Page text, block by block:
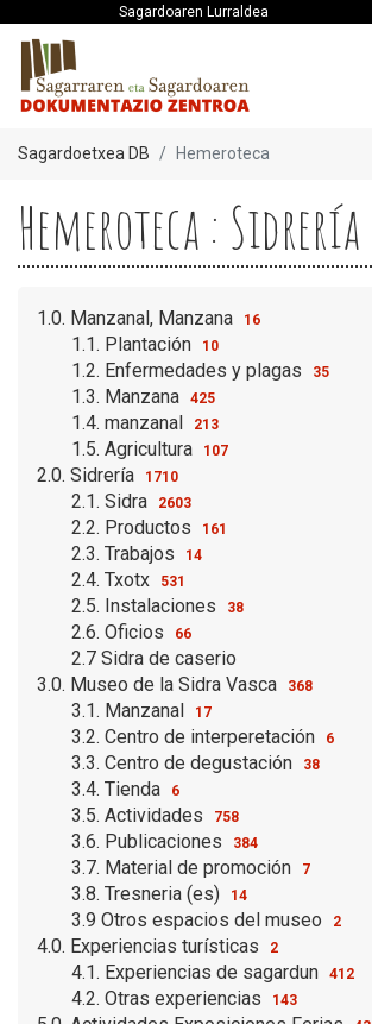
Sagardoaren Lurraldea
Sagardoetxea DB Hemeroteca
Hemeroteca : Sidrería
1.0. Manzanal, Manzana 16
1.1. Plantación 10
1.2. Enfermedades y plagas 35
1.3. Manzana 425
1.4. manzanal 213
1.5. Agricultura 107
2.0. Sidrería 1710
2.1. Sidra 2603
2.2. Productos 161
2.3. Trabajos 14
2.4. Txotx 531
2.5. Instalaciones 38
2.6. Oficios 66
2.7 Sidra de caserio
3.0. Museo de la Sidra Vasca
368
3.1. Manzanal 17
3.2. Centro de interperetación 6
3.3. Centro de degustación 38
3.4. Tienda 6
3.5. Actividades 758
3.6. Publicaciones 384
3.7. Material de promoción 7
3.8. Tresneria (es) 14
3.9 Otros espacios del museo 2
4.0. Experiencias turísticas 2
4.1. Experiencias de sagardun 412
4.2. Otras experiencias 143